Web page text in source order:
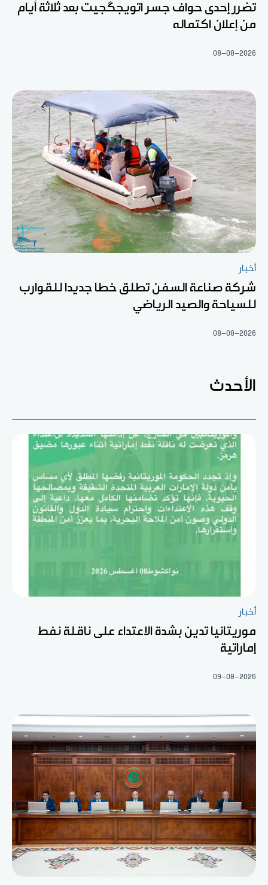
تضرر إحدى حواف جسر اتويجگجيت بعد ثلاثة أيام
من إعلان اكتماله
08-08-2026
أخبار
شركة صناعة السفن تطلق خطا جديدا للقوارب
للسياحة والصيد الرياضي
08-08-2026
الأحدث
أخبار
موريتانيا تدين بشدة الاعتداء على ناقلة نفط
إماراتية
09-08-2026